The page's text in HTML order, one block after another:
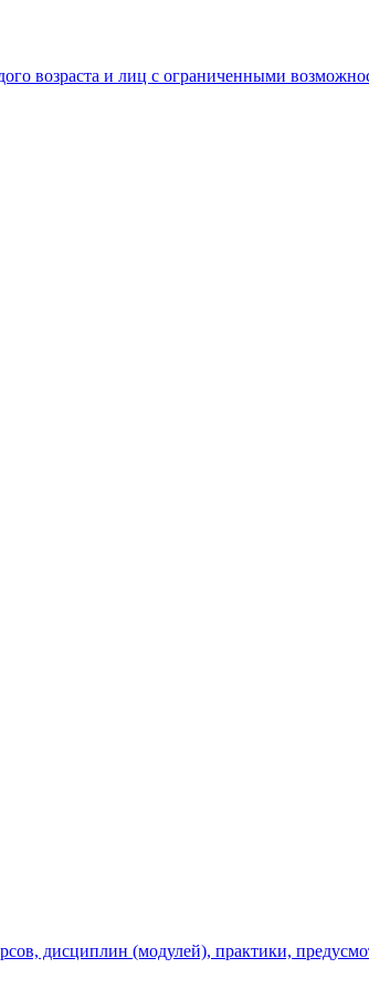
возраста и лиц с ограниченными
дисциплин (модулей), практики,